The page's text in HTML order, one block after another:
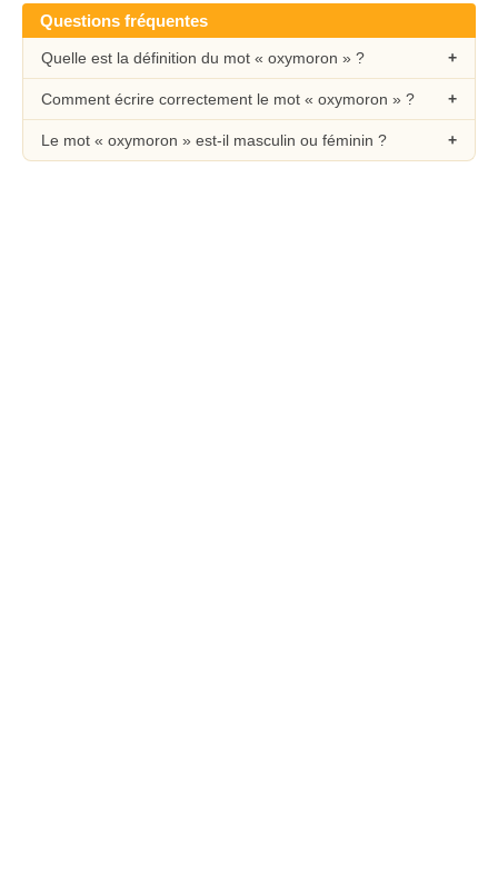
Questions fréquentes
Quelle est la définition du mot « oxymoron » ?
Comment écrire correctement le mot « oxymoron » ?
Le mot « oxymoron » est-il masculin ou féminin ?